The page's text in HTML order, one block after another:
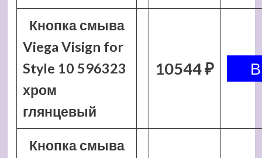
Кнопка смыва
Viega Visign for
Style 10 596323
хром
глянцевый
10544 ₽
Кнопка смыва